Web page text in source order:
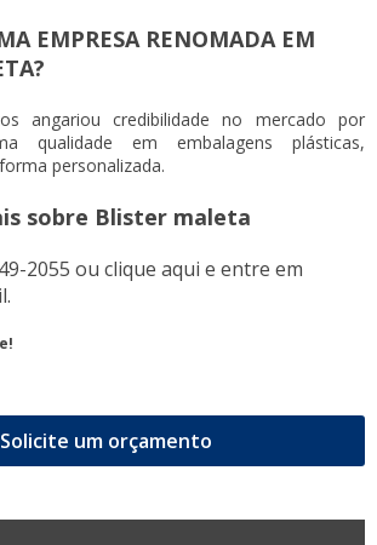
EMPRESA RENOMADA EM
angariou credibilidade no mercado por
qualidade em embalagens plásticas,
personalizada.
sobre Blister maleta
2055 ou clique aqui e entre em
Solicite um orçamento